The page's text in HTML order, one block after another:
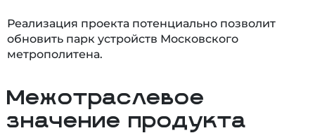
Реализация проекта потенциально позволит
обновить парк устройств Московского
метрополитена.
Межотраслевое
значение продукта